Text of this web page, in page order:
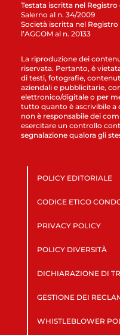
Testata iscritta nel
Salerno al n. 34/2009
Società iscritta nel
l’AGCOM al n. 20133
La riproduzione dei
riservata. Pertanto, è
di testi, fotografie,
aziendali e pubblicitarie,
elettronico/digitale o per
tutto quanto è ascrivibile a
non è responsabile dei
esercitare un controllo
segnalazione qualora gli
POLICY EDITORIALE
CODICE ETICO
PRIVACY POLICY
POLICY DIVERSITÀ
DICHIARAZIONE DI
GESTIONE DEI
WHISTLEBLOWER